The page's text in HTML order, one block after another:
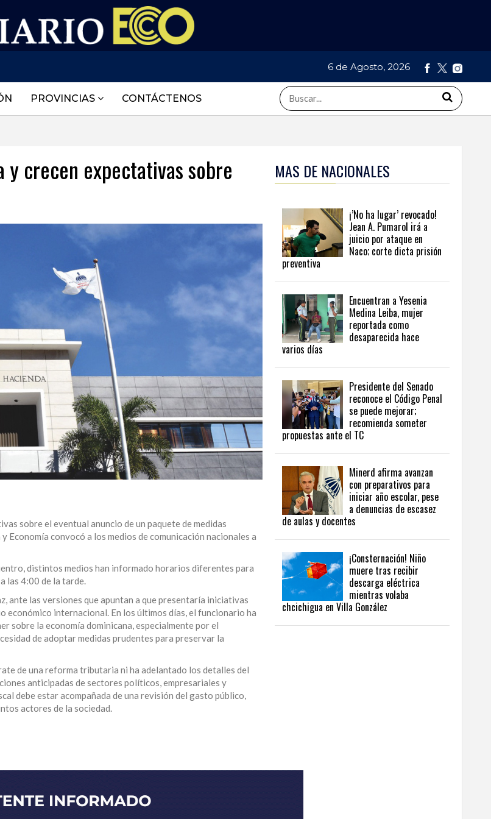
6 de Agosto, 2026
PROVINCIAS CONTÁCTENOS
y crecen expectativas sobre
sobre el eventual anuncio de un paquete de medidas
convocó a los medios de comunicación nacionales a
distintos medios han informado horarios diferentes para
las 4:00 de la tarde.
ante las versiones que apuntan a que presentaría iniciativas
internacional. En los últimos días, el funcionario ha
sobre la economía dominicana, especialmente por el
de adoptar medidas prudentes para preservar la
de una reforma tributaria ni ha adelantado los detalles del
anticipadas de sectores políticos, empresariales y
debe estar acompañada de una revisión del gasto público,
actores de la sociedad.
MAS DE NACIONALES
¡’No ha lugar’ revocado!
Jean A. Pumarol irá a
juicio por ataque en
Naco; corte dicta prisión
preventiva
Encuentran a Yesenia
Medina Leiba, mujer
reportada como
desaparecida hace
varios días
Presidente del Senado
reconoce el Código Penal
se puede mejorar;
recomienda someter
propuestas ante el TC
Minerd afirma avanzan
con preparativos para
iniciar año escolar, pese
a denuncias de escasez
de aulas y docentes
¡Consternación! Niño
muere tras recibir
descarga eléctrica
mientras volaba
chcichigua en Villa González